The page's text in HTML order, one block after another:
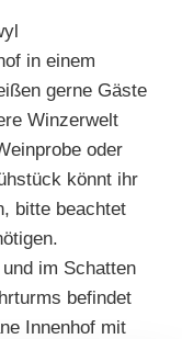
in einem
gerne Gäste
Winzerwelt
oder
könnt ihr
bitte beachtet
im Schatten
befindet
Innenhof mit